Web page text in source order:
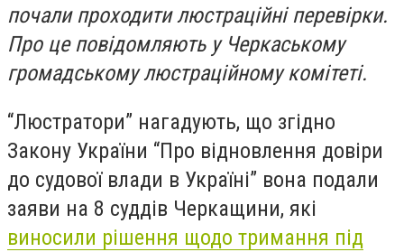
почали проходити люстраційні перевірки.
Про це повідомляють у Черкаському
громадському люстраційному комітеті.
“Люстратори” нагадують, що згідно
Закону України “Про відновлення довіри
до судової влади в Україні” вона подали
заяви на 8 суддів Черкащини, які
виносили рішення щодо тримання під